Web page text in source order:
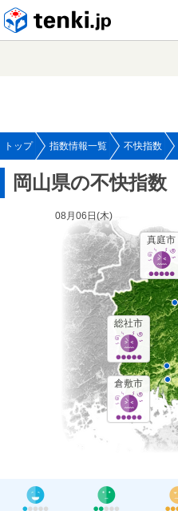
トップ 指数情報一覧 不快指数
岡山県の不快指数
08月06日(木)
倉敷市
総社市
真庭市